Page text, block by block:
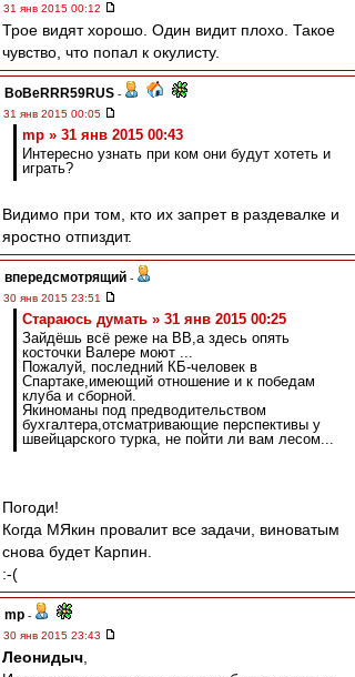
31 янв 2015 00:12
Трое видят хорошо. Один видит плохо. Такое
чувство, что попал к окулисту.
BoBeRRR59RUS -
31 янв 2015 00:05
mp » 31 янв 2015 00:43
Интересно узнать при ком они будут хотеть и
играть?
Видимо при том, кто их запрет в раздевалке и
яростно отпиздит.
впередсмотрящий -
30 янв 2015 23:51
Стараюсь думать » 31 янв 2015 00:25
Зайдёшь всё реже на ВВ,а здесь опять
косточки Валере моют ...
Пожалуй, последний КБ-человек в
Спартаке,имеющий отношение и к победам
клуба и сборной.
Якиноманы под предводительством
бухгалтера,отсматривающие перспективы у
швейцарского турка, не пойти ли вам лесом...
Погоди!
Когда МЯкин провалит все задачи, виноватым
снова будет Карпин.
:-(
mp -
30 янв 2015 23:43
Леонидыч